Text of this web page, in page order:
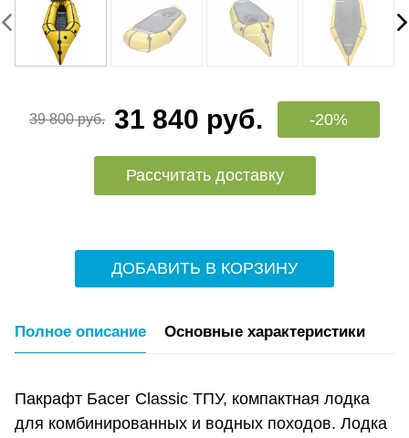
39 800 руб. 31 840 руб. -20%
Рассчитать доставку
ДОБАВИТЬ В КОРЗИНУ
Полное описание Основные характеристики
Пакрафт Басег Classic ТПУ, компактная лодка
для комбинированных и водных походов. Лодка